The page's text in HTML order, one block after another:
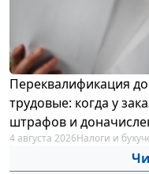
Переквалификация
трудовые: когда у
штрафов и
4 августа 2026Налоги и